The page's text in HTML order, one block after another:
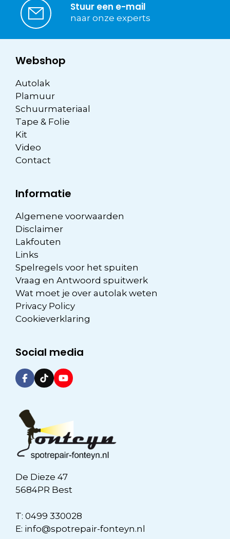
Stuur een e-mail
naar onze experts
Webshop
Autolak
Plamuur
Schuurmateriaal
Tape & Folie
Kit
Video
Contact
Informatie
Algemene voorwaarden
Disclaimer
Lakfouten
Links
Spelregels voor het spuiten
Vraag en Antwoord spuitwerk
Wat moet je over autolak weten
Privacy Policy
Cookieverklaring
Social media
De Dieze 47
5684PR Best
T: 0499 330028
E: info@spotrepair-fonteyn.nl